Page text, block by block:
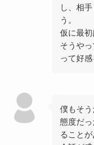
し、相
う。
仮に最
そうや
って好
僕もそ
態度だ
ることが